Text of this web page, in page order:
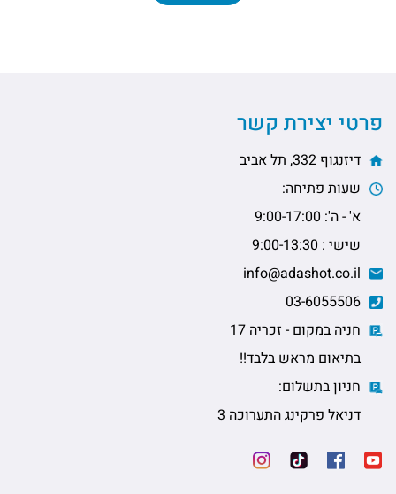
פרטי יצירת קשר
דיזנגוף 332, תל אביב
שעות פתיחה:
א' - ה': 9:00-17:00
שישי : 9:00-13:30
חניה במקום - זכריה 17
בתיאום מראש בלבד!!
חניון בתשלום:
דניאל פרקינג התערוכה 3